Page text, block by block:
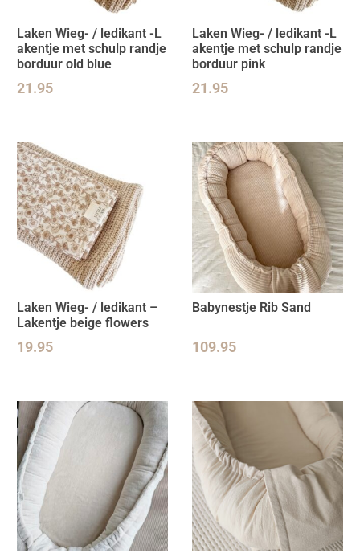
Laken Wieg- / ledikant -L
akentje met schulp randje
borduur old blue
21.95
Laken Wieg- / ledikant -L
akentje met schulp randje
borduur pink
21.95
Laken Wieg- / ledikant –
Lakentje beige flowers
19.95
Babynestje Rib Sand
109.95